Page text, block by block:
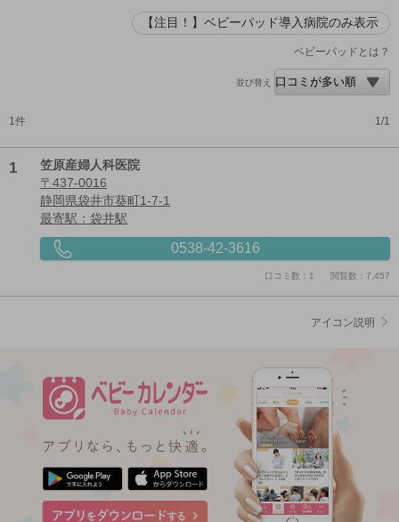
【注目！】ベビーパッド導入病院のみ表示
ベビーパッドとは？
並び替え
1件 1/1
1
笠原産婦人科医院
〒437-0016
静岡県袋井市葵町1-7-1
最寄駅：袋井駅
0538-42-3616
口コミ数：1 閲覧数：7,457
アイコン説明